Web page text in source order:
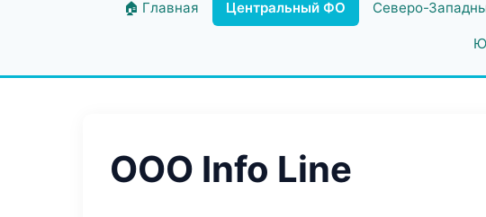
🏠 Главная Центральный ФО Северо-
ООО Info Line